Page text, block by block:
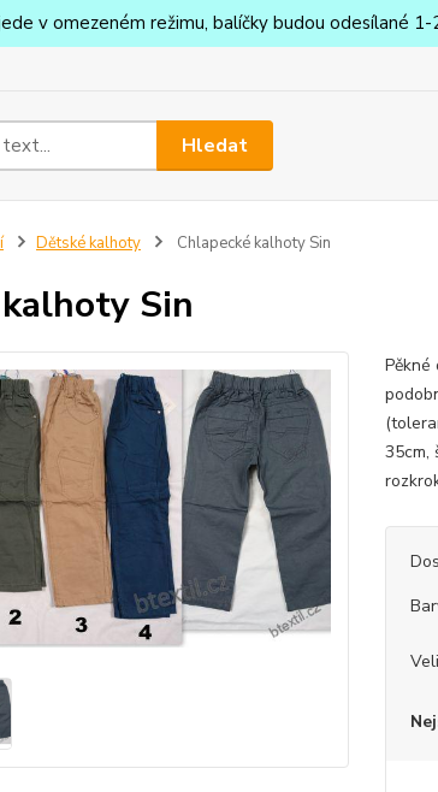
v omezeném režimu, balíčky budou odesílané
Hledat
Dětské kalhoty Chlapecké kalhoty Sin
Sin
35cm,